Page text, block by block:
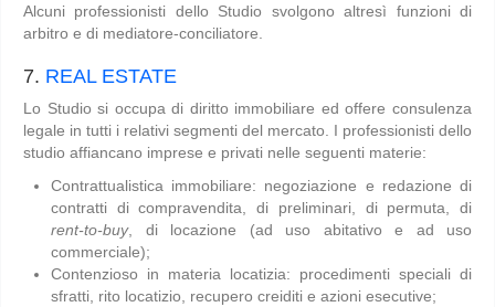
Alcuni professionisti dello Studio svolgono altresì funzioni di
arbitro e di mediatore-conciliatore.
7. REAL ESTATE
Lo Studio si occupa di diritto immobiliare ed offere consulenza
legale in tutti i relativi segmenti del mercato. I professionisti dello
studio affiancano imprese e privati nelle seguenti materie:
Contrattualistica immobiliare: negoziazione e redazione di
contratti di compravendita, di preliminari, di permuta, di
rent-to-buy, di locazione (ad uso abitativo e ad uso
commerciale);
Contenzioso in materia locatizia: procedimenti speciali di
sfratti, rito locatizio, recupero creiditi e azioni esecutive;